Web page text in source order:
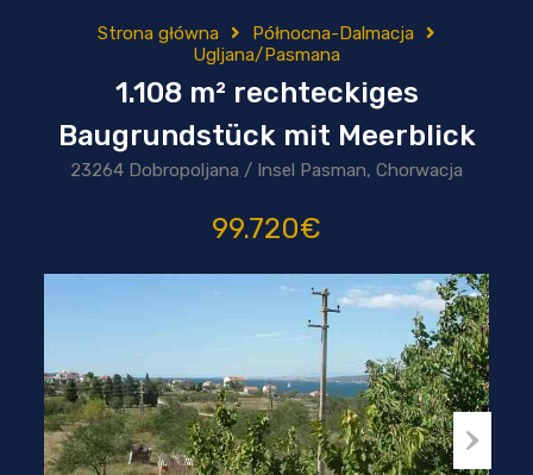
Strona główna
Północna-Dalmacja
Ugljana/Pasmana
1.108 m² rechteckiges
Baugrundstück mit Meerblick
23264 Dobropoljana / Insel Pasman, Chorwacja
99.720€